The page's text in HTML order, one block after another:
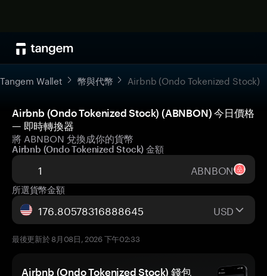
Tangem Wallet 幣與代幣 Airbnb (Ondo Tokenized Stock)
Airbnb (Ondo Tokenized Stock) (ABNBON) 今日價格
— 即時轉換器
將 ABNBON 兌換成你的貨幣
Airbnb (Ondo Tokenized Stock) 金額
ABNBON
所選貨幣金額
USD
最後更新於 8月08日, 2026 下午02:33
Airbnb (Ondo Tokenized Stock) 錢包